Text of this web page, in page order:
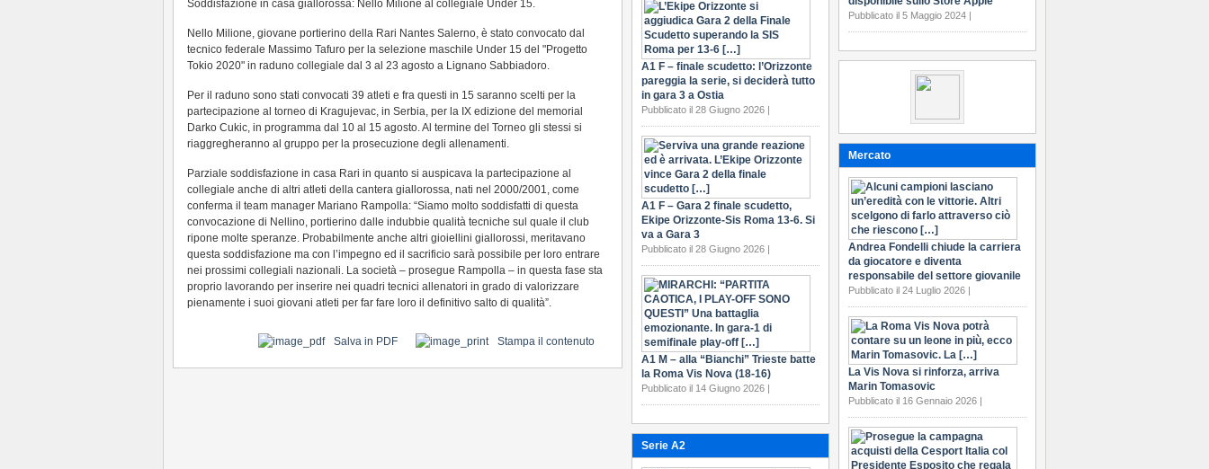
Soddisfazione in casa giallorossa: Nello Milione al collegiale Under 15.
Nello Milione, giovane portierino della Rari Nantes Salerno, è stato convocato dal
tecnico federale Massimo Tafuro per la selezione maschile Under 15 del "Progetto
Tokio 2020" in raduno collegiale dal 3 al 23 agosto a Lignano Sabbiadoro.
Per il raduno sono stati convocati 39 atleti e fra questi in 15 saranno scelti per la
partecipazione al torneo di Kragujevac, in Serbia, per la IX edizione del memorial
Darko Cukic, in programma dal 10 al 15 agosto. Al termine del Torneo gli stessi si
riaggregheranno al gruppo per la prosecuzione degli allenamenti.
Parziale soddisfazione in casa Rari in quanto si auspicava la partecipazione al
collegiale anche di altri atleti della cantera giallorossa, nati nel 2000/2001, come
conferma il team manager Mariano Rampolla: “Siamo molto soddisfatti di questa
convocazione di Nellino, portierino dalle indubbie qualità tecniche sul quale il club
ripone molte speranze. Probabilmente anche altri gioiellini giallorossi, meritavano
questa soddisfazione ma con l’impegno ed il sacrificio sarà possibile per loro entrare
nei prossimi collegiali nazionali. La società – prosegue Rampolla – in questa fase sta
proprio lavorando per inserire nei quadri tecnici allenatori in grado di valorizzare
pienamente i suoi giovani atleti per far fare loro il definitivo salto di qualità”.
Salva in PDF Stampa il contenuto
Pubblicato il 5 Maggio 2024 |
Mercato
Andrea Fondelli chiude la carriera
da giocatore e diventa
responsabile del settore giovanile
Pubblicato il 24 Luglio 2026 |
La Vis Nova si rinforza, arriva
Marin Tomasovic
Pubblicato il 16 Gennaio 2026 |
A1 F – finale scudetto: l’Orizzonte
pareggia la serie, si deciderà tutto
in gara 3 a Ostia
Pubblicato il 28 Giugno 2026 |
A1 F – Gara 2 finale scudetto,
Ekipe Orizzonte-Sis Roma 13-6. Si
va a Gara 3
Pubblicato il 28 Giugno 2026 |
A1 M – alla “Bianchi” Trieste batte
la Roma Vis Nova (18-16)
Pubblicato il 14 Giugno 2026 |
Serie A2